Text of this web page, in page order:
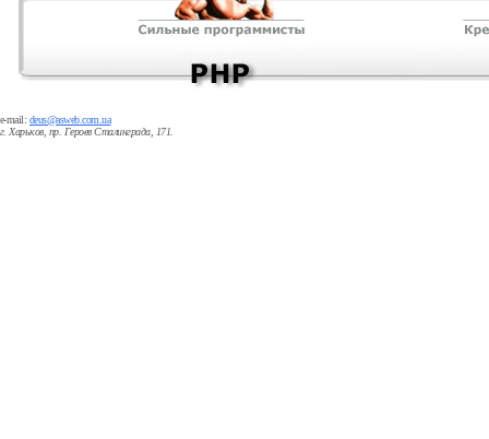
e-mail: deus@asweb.com.ua
г. Харьков, пр. Героев Сталинграда, 171.